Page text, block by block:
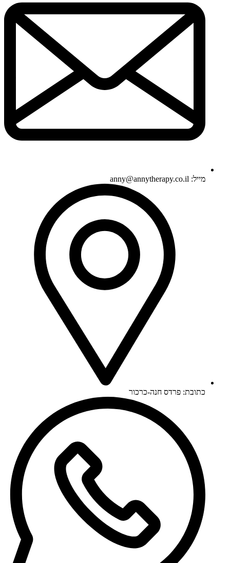
מייל: anny@annytherapy.co.il
כתובת: פרדס חנה-כרכור